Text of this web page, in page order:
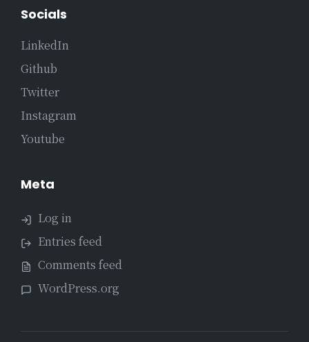
Socials
LinkedIn
Github
Twitter
Instagram
Youtube
Meta
Log in
Entries feed
Comments feed
WordPress.org